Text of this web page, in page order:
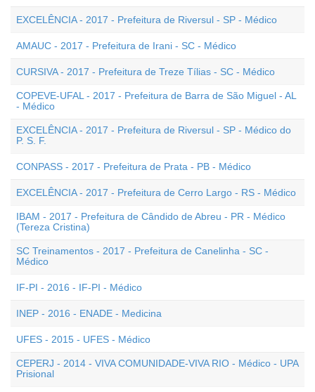
EXCELÊNCIA - 2017 - Prefeitura de Riversul - SP - Médico
AMAUC - 2017 - Prefeitura de Irani - SC - Médico
CURSIVA - 2017 - Prefeitura de Treze Tílias - SC - Médico
COPEVE-UFAL - 2017 - Prefeitura de Barra de São Miguel - AL
- Médico
EXCELÊNCIA - 2017 - Prefeitura de Riversul - SP - Médico do
P. S. F.
CONPASS - 2017 - Prefeitura de Prata - PB - Médico
EXCELÊNCIA - 2017 - Prefeitura de Cerro Largo - RS - Médico
IBAM - 2017 - Prefeitura de Cândido de Abreu - PR - Médico
(Tereza Cristina)
SC Treinamentos - 2017 - Prefeitura de Canelinha - SC -
Médico
IF-PI - 2016 - IF-PI - Médico
INEP - 2016 - ENADE - Medicina
UFES - 2015 - UFES - Médico
CEPERJ - 2014 - VIVA COMUNIDADE-VIVA RIO - Médico - UPA
Prisional